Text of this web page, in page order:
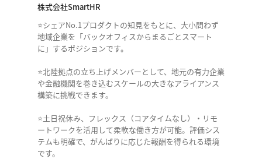
株式会社SmartHR
⭐シェアNo.1プロダクトの知見をもとに、大小問わず
地域企業を「バックオフィスからまるごとスマート
に」するポジションです。
⭐北陸拠点の立ち上げメンバーとして、地元の有力企業
や金融機関を巻き込むスケールの大きなアライアンス
構築に挑戦できます。
⭐土日祝休み、フレックス（コアタイムなし）・リモ
ートワークを活用して柔軟な働き方が可能。評価シス
テムも明確で、がんばりに応じた報酬を得られる環境
です。